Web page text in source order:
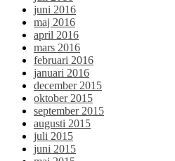
juni 2016
maj 2016
april 2016
mars 2016
februari 2016
januari 2016
december 2015
oktober 2015
september 2015
augusti 2015
juli 2015
juni 2015